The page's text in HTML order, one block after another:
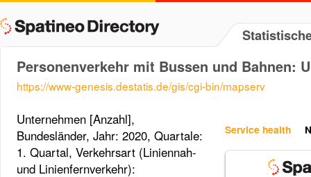
Personenverkehr mit Bussen und Bahnen:
https://www-genesis.destatis.de/gis/cgi-bin/mapserv
Service health
Unternehmen [Anzahl],
Bundesländer, Jahr: 2020, Quartale:
1. Quartal, Verkehrsart (Liniennah-
und Linienfernverkehr):